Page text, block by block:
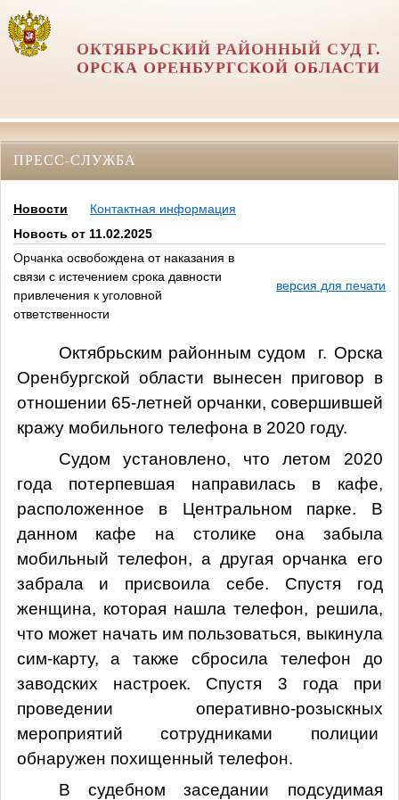
ОКТЯБРЬСКИЙ РАЙОННЫЙ СУД Г.
ОРСКА ОРЕНБУРГСКОЙ ОБЛАСТИ
ПРЕСС-СЛУЖБА
Новости
Контактная информация
Новость от 11.02.2025
Орчанка освобождена от наказания в
связи с истечением срока давности
привлечения к уголовной
ответственности
версия для печати
Октябрьским районным судом
г. Орска
Оренбургской области вынесен приговор в
отношении 65-летней орчанки, совершившей
кражу мобильного телефона в 2020 году.
Судом установлено, что летом 2020
года потерпевшая направилась в кафе,
расположенное в Центральном парке. В
данном кафе на столике она забыла
мобильный телефон, а другая орчанка его
забрала и присвоила себе. Спустя год
женщина, которая нашла телефон, решила,
что может начать им пользоваться, выкинула
сим-карту, а также сбросила телефон до
заводских настроек. Спустя 3 года при
проведении оперативно-розыскных
мероприятий сотрудниками полиции
обнаружен похищенный телефон.
В судебном заседании подсудимая